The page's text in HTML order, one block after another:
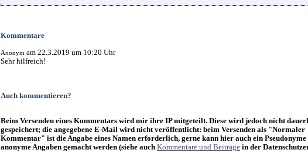
Kommentare
Anonym am 22.3.2019 um 10:20 Uhr
Sehr hilfreich!
Auch kommentieren?
Beim Versenden eines Kommentars wird mir ihre IP mitgeteilt. Diese wird jedoch nicht
gespeichert; die angegebene E-Mail wird nicht veröffentlicht: beim Versenden als "Normaler
Kommentar" ist die Angabe eines Namen erforderlich, gerne kann hier auch ein Pseudonyme
anonyme Angaben gemacht werden (siehe auch Kommentare und Beiträge in der